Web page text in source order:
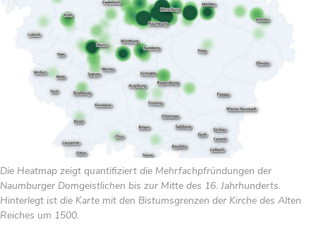
Die Heatmap zeigt quantifiziert die Mehrfachpfründungen der
Naumburger Domgeistlichen bis zur Mitte des 16. Jahrhunderts.
Hinterlegt ist die Karte mit den Bistumsgrenzen der Kirche des Alten
Reiches um 1500.